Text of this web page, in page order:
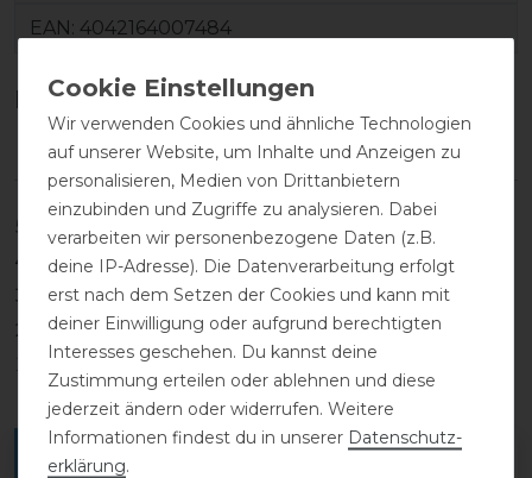
EAN: 4042164007484
Kundenrezensionen (0)
5
4
0
3
0
2
0
1
0
Melde dich an, um eine Kundenrezension zu
Wir verwenden Cookies und ähnliche Technologien
auf unserer Website, um Inhalte und Anzeigen zu
personalisieren, Medien von Drittanbietern
einzubinden und Zugriffe zu analysieren. Dabei
verarbeiten wir personenbezogene Daten (z.B.
deine IP-Adresse). Die Datenverarbeitung erfolgt
erst nach dem Setzen der Cookies und kann mit
deiner Einwilligung oder aufgrund berechtigten
Interesses geschehen. Du kannst deine
Zustimmung erteilen oder ablehnen und diese
jederzeit ändern oder widerrufen. Weitere
Informationen findest du in unserer Daten­schutz­
erklärung.